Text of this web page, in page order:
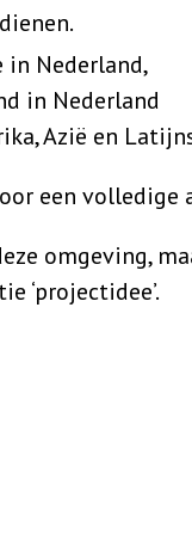
in Nederland,
in Nederland
Azië en
een volledige
omgeving,
‘projectidee’.